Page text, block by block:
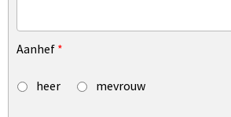
Aanhef *
heer mevrouw